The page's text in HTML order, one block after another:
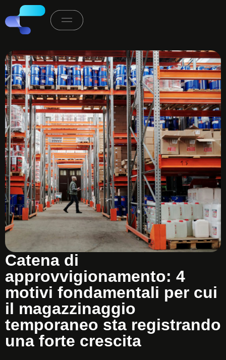
Catena di
approvvigionamento: 4
motivi fondamentali per cui
il magazzinaggio
temporaneo sta registrando
una forte crescita